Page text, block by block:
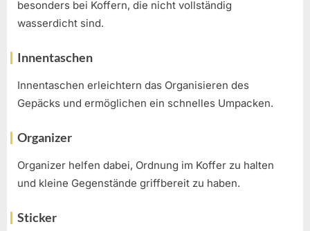
besonders bei Koffern, die nicht vollständig
wasserdicht sind.
Innentaschen
Innentaschen erleichtern das Organisieren des
Gepäcks und ermöglichen ein schnelles Umpacken.
Organizer
Organizer helfen dabei, Ordnung im Koffer zu halten
und kleine Gegenstände griffbereit zu haben.
Sticker